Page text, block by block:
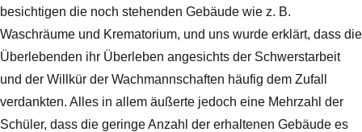
besichtigen die noch stehenden Gebäude wie z. B.
Waschräume und Krematorium, und uns wurde erklärt, dass die
Überlebenden ihr Überleben angesichts der Schwerstarbeit
und der Willkür der Wachmannschaften häufig dem Zufall
verdankten. Alles in allem äußerte jedoch eine Mehrzahl der
Schüler, dass die geringe Anzahl der erhaltenen Gebäude es